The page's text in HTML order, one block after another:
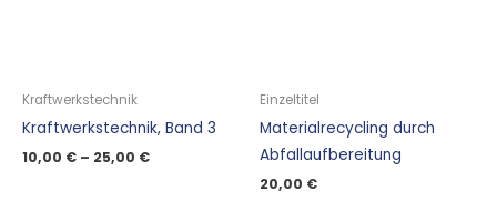
Kraftwerkstechnik
Kraftwerkstechnik, Band 3
10,00 € – 25,00 €
Einzeltitel
Materialrecycling durch
Abfallaufbereitung
20,00 €